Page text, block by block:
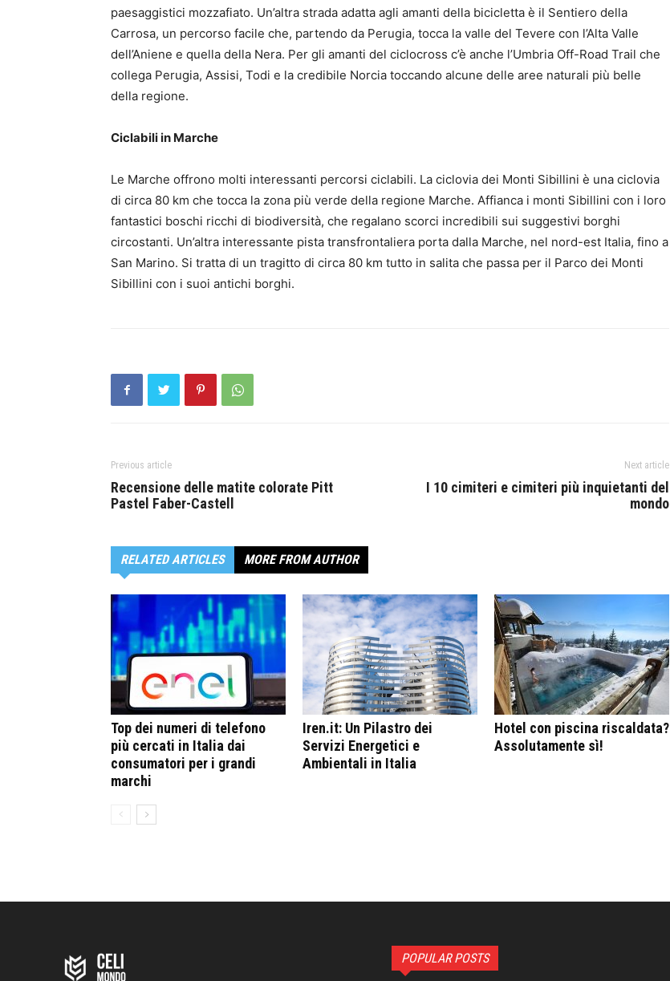
paesaggistici mozzafiato. Un’altra strada adatta agli amanti della bicicletta è il Sentiero della
Carrosa, un percorso facile che, partendo da Perugia, tocca la valle del Tevere con l’Alta Valle
dell’Aniene e quella della Nera. Per gli amanti del ciclocross c’è anche l’Umbria Off-Road Trail che
collega Perugia, Assisi, Todi e la credibile Norcia toccando alcune delle aree naturali più belle
della regione.
Ciclabili in Marche
Le Marche offrono molti interessanti percorsi ciclabili. La ciclovia dei Monti Sibillini è una ciclovia
di circa 80 km che tocca la zona più verde della regione Marche. Affianca i monti Sibillini con i loro
fantastici boschi ricchi di biodiversità, che regalano scorci incredibili sui suggestivi borghi
circostanti. Un’altra interessante pista transfrontaliera porta dalla Marche, nel nord-est Italia, fino a
San Marino. Si tratta di un tragitto di circa 80 km tutto in salita che passa per il Parco dei Monti
Sibillini con i suoi antichi borghi.
Previous article
Recensione delle matite colorate Pitt
Pastel Faber-Castell
Next article
I 10 cimiteri e cimiteri più inquietanti del
mondo
RELATED ARTICLES MORE FROM AUTHOR
Top dei numeri di telefono
più cercati in Italia dai
consumatori per i grandi
marchi
Iren.it: Un Pilastro dei
Servizi Energetici e
Ambientali in Italia
Hotel con piscina riscaldata?
Assolutamente sì!
POPULAR POSTS